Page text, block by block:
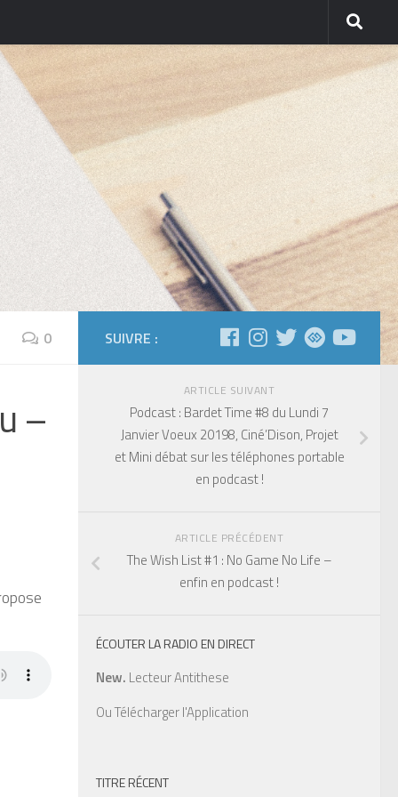
0
–
SUIVRE :
ARTICLE SUIVANT
Podcast : Bardet Time #8 du Lundi 7
Janvier Voeux 20198, Ciné’Dison, Projet
et Mini débat sur les téléphones portable
en podcast !
ARTICLE PRÉCÉDENT
The Wish List #1 : No Game No Life –
enfin en podcast !
ÉCOUTER LA RADIO EN DIRECT
New. Lecteur Antithese
OuTélécharger l'Application
TITRE RÉCENT